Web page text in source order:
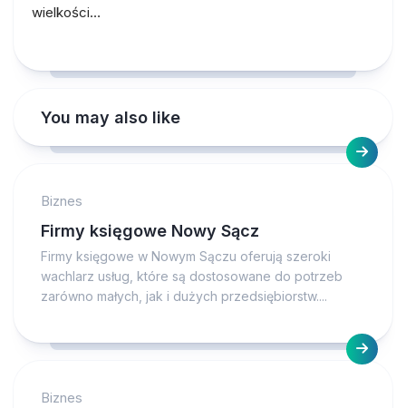
wielkości…
You may also like
Biznes
Firmy księgowe Nowy Sącz
Firmy księgowe w Nowym Sączu oferują szeroki
wachlarz usług, które są dostosowane do potrzeb
zarówno małych, jak i dużych przedsiębiorstw....
Biznes